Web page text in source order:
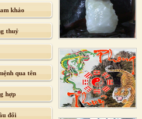
khảo
thuỷ
qua tên
hợp
đối